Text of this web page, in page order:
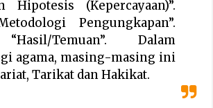
Hipotesis (Kepercayaan)”.
Pengungkapan”.
Temuan”. Dalam
agama, masing-masing ini
Tarikat dan Hakikat.